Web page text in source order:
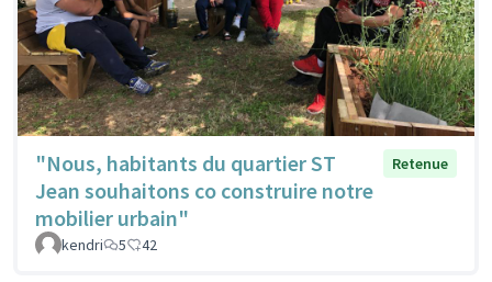
"Nous, habitants du quartier ST
Jean souhaitons co construire notre
mobilier urbain"
Retenue
kendri 5 42